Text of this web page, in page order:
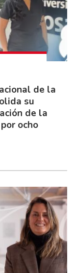
de la
su
de la
ocho